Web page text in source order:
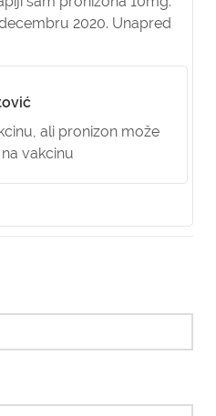
2020. Unapred
ali pronizon može
vakcinu